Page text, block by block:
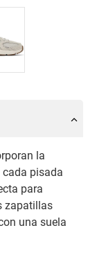
la
cada pisada
para
zapatillas
una suela